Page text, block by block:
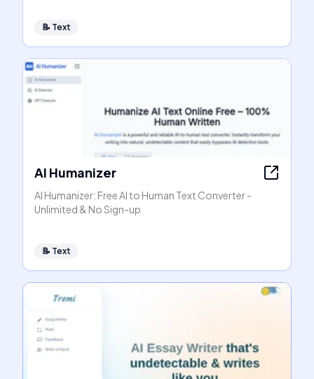
📝 Text
AI Humanizer
AI Humanizer: Free AI to Human Text Converter -
Unlimited & No Sign-up
📝 Text